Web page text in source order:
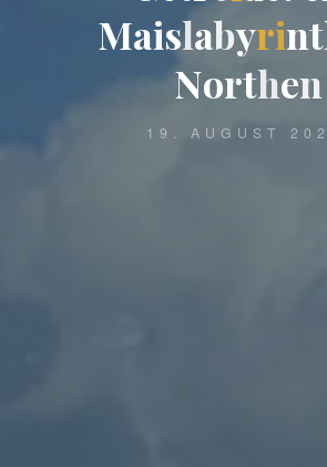
Maislabyrint
Northen
19. AUGUST